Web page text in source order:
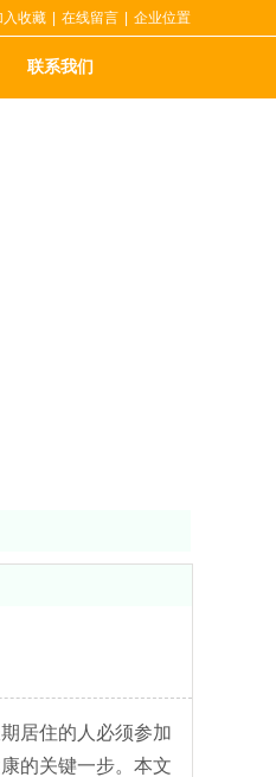
联系我们
入收藏 在线留言 企业位置
居住的人必须参加
的关键一步。本文